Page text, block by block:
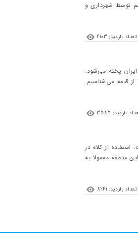
توسط شهرداری و
تعداد بازدید: 4103
پخته می‌شود.
قیمه می‌شناسیم.
بازدید: 3585
از کلاه در
منطقه معمولا به
تعداد بازدید: 8241